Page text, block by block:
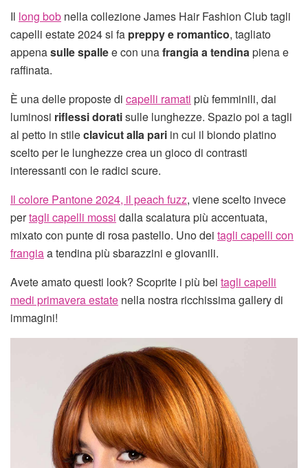
Il long bob nella collezione James Hair Fashion Club tagli
capelli estate 2024 si fa preppy e romantico, tagliato
appenasulle spallee con unafrangia a tendinapiena e
raffinata.
È una delle proposte di capelli ramati più femminili, dai
luminosi riflessi doratisulle lunghezze. Spazio poi a tagli
al petto in stileclavicut alla pari in cui il biondo platino
scelto per le lunghezze crea un gioco di contrasti
interessanti con le radici scure.
Il colore Pantone 2024, il peach fuzz, viene scelto invece
pertagli capelli mossi dalla scalatura più accentuata,
mixato con punte di rosa pastello. Uno dei tagli capelli con
frangiaa tendina più sbarazzini e giovanili.
Avete amato questi look? Scoprite i più bei tagli capelli
medi primavera estate nella nostra ricchissima gallery di
immagini!